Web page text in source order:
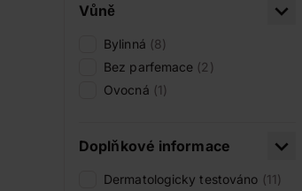
Vůně
Bylinná (8)
Bez parfemace (2)
Ovocná (1)
Doplňkové informace
Dermatologicky testováno (11)